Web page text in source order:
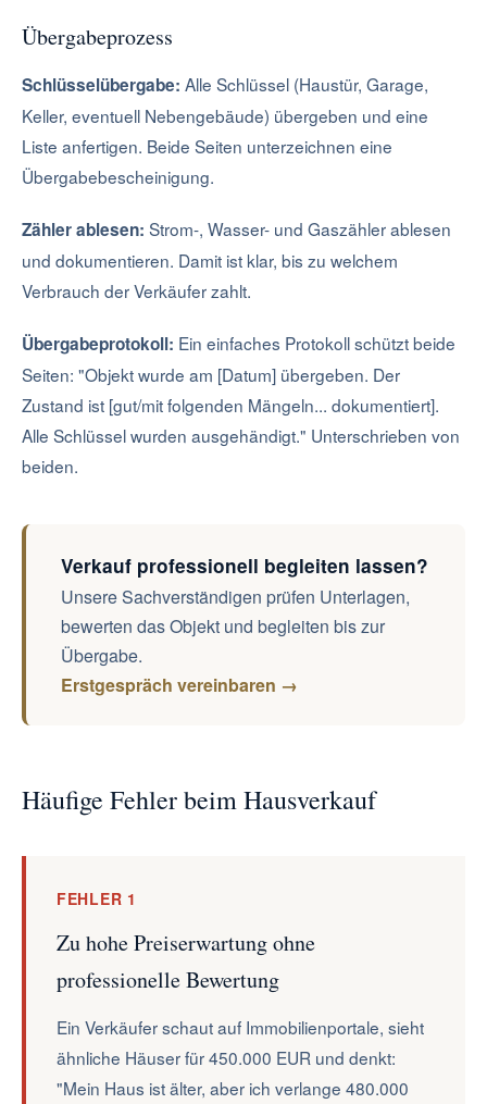
Übergabeprozess
Schlüsselübergabe: Alle Schlüssel (Haustür, Garage,
Keller, eventuell Nebengebäude) übergeben und eine
Liste anfertigen. Beide Seiten unterzeichnen eine
Übergabebescheinigung.
Zähler ablesen: Strom-, Wasser- und Gaszähler ablesen
und dokumentieren. Damit ist klar, bis zu welchem
Verbrauch der Verkäufer zahlt.
Übergabeprotokoll: Ein einfaches Protokoll schützt beide
Seiten: "Objekt wurde am [Datum] übergeben. Der
Zustand ist [gut/mit folgenden Mängeln... dokumentiert].
Alle Schlüssel wurden ausgehändigt." Unterschrieben von
beiden.
Verkauf professionell begleiten lassen?
Unsere Sachverständigen prüfen Unterlagen,
bewerten das Objekt und begleiten bis zur
Übergabe.
Erstgespräch vereinbaren →
Häufige Fehler beim Hausverkauf
FEHLER 1
Zu hohe Preiserwartung ohne
professionelle Bewertung
Ein Verkäufer schaut auf Immobilienportale, sieht
ähnliche Häuser für 450.000 EUR und denkt:
"Mein Haus ist älter, aber ich verlange 480.000